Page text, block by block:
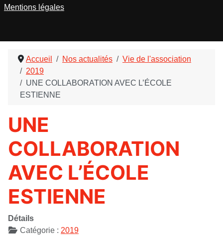
Accueil Nos actualités
Vie de l'association
2019
UNE COLLABORATION AVEC L’ÉCOLE
ESTIENNE
UNE
COLLABORATION
AVEC L’ÉCOLE
ESTIENNE
Détails
Catégorie : 2019
Mentions légales